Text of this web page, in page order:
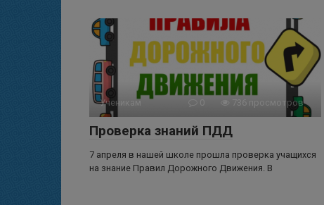
Ученикам 736 просмотров
Проверка знаний ПДД
7 апреля в нашей школе прошла проверка учащихся
на знание Правил Дорожного Движения. В